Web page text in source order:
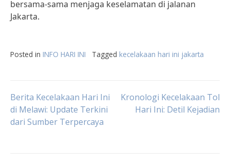
bersama-sama menjaga keselamatan di jalanan
Jakarta.
Posted in INFO HARI INI Tagged kecelakaan hari ini jakarta
Post
navigation
Berita Kecelakaan Hari Ini
di Melawi: Update Terkini
dari Sumber Terpercaya
Kronologi Kecelakaan Tol
Hari Ini: Detil Kejadian